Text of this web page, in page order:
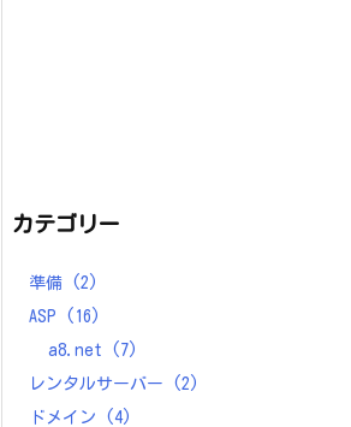
カテゴリー
準備
(2)
ASP
(16)
a8.net
(7)
レンタルサーバー
(2)
ドメイン
(4)